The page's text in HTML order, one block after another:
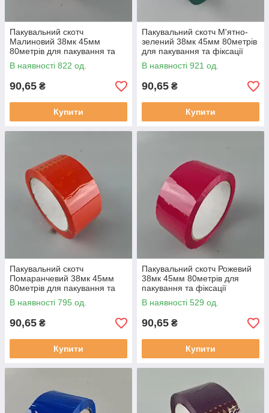
Пакувальний скотч
Малиновий 38мк 45мм
80метрів для пакування та
фіксації
В наявності 822 од.
90,65 ₴
Купити
Пакувальний скотч М'ятно-
зелений 38мк 45мм 80метрів
для пакування та фіксації
В наявності 921 од.
90,65 ₴
Купити
Пакувальний скотч
Помаранчевий 38мк 45мм
80метрів для пакування та
фіксації
В наявності 795 од.
90,65 ₴
Купити
Пакувальний скотч Рожевий
38мк 45мм 80метрів для
пакування та фіксації
В наявності 529 од.
90,65 ₴
Купити